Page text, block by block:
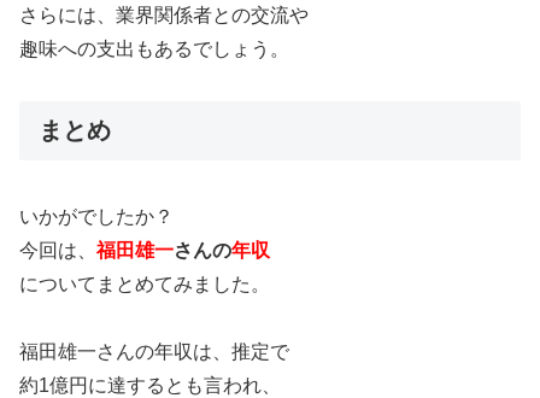
さらには、業界関係者との交流や
趣味への支出もあるでしょう。
まとめ
いかがでしたか？
今回は、福田雄一さんの年収
についてまとめてみました。
福田雄一さんの年収は、推定で
約1億円に達するとも言われ、